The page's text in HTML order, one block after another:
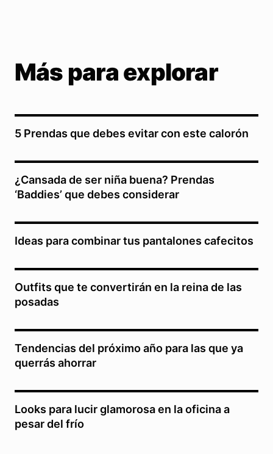
Más para explorar
5 Prendas que debes evitar con este calorón
¿Cansada de ser niña buena? Prendas
‘Baddies’ que debes considerar
Ideas para combinar tus pantalones cafecitos
Outfits que te convertirán en la reina de las
posadas
Tendencias del próximo año para las que ya
querrás ahorrar
Looks para lucir glamorosa en la oficina a
pesar del frío